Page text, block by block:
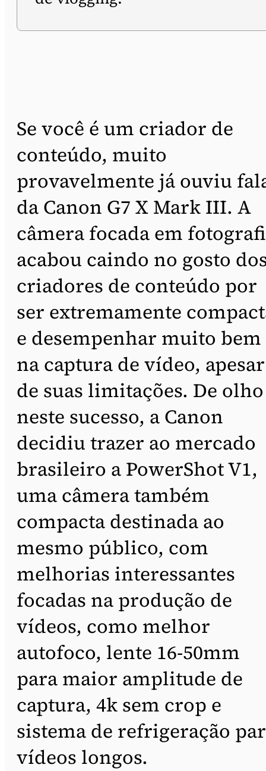
Se você é um criador de
conteúdo, muito
provavelmente já ouviu
da Canon G7 X Mark III. A
câmera focada em
acabou caindo no gosto
criadores de conteúdo por
ser extremamente
e desempenhar muito bem
na captura de vídeo, apesar
de suas limitações. De olho
neste sucesso, a Canon
decidiu trazer ao mercado
brasileiro a PowerShot V1,
uma câmera também
compacta destinada ao
mesmo público, com
melhorias interessantes
focadas na produção de
vídeos, como melhor
autofoco, lente 16-50mm
para maior amplitude de
captura, 4k sem crop e
sistema de refrigeração
vídeos longos.